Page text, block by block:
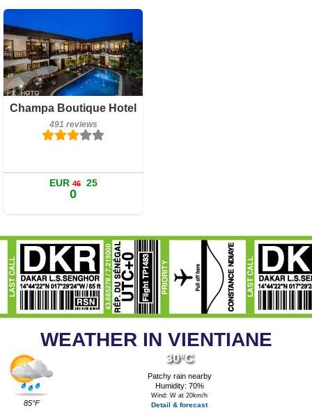
Champa Boutique Hotel
491 reviews
EUR4625
0
Breakfast included
491 reviews
Book a room
WEATHER IN VIENTIANE
85°F
30°C
Patchy rain nearby
Humidity: 70%
Wind: W at 20km/h
Detail & forecast